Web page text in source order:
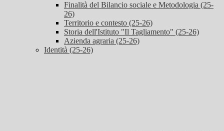
Finalità del Bilancio sociale e Metodologia (25-
26)
Territorio e contesto (25-26)
Storia dell'Istituto "Il Tagliamento" (25-26)
Azienda agraria (25-26)
Identità (25-26)